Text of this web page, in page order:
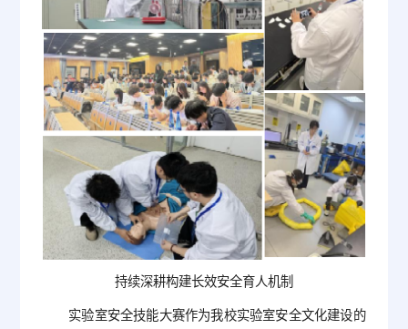
持续深耕构建长效安全育人机制
实验室安全技能大赛作为我校实验室安全文化建设的